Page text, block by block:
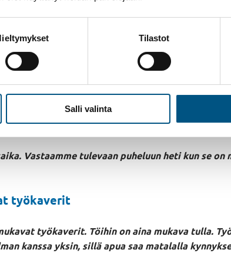
Tilastot
Salli valinta
Ymmärrämme asiakkaiden
aina parantamaan asiakkaiden mieltä
heti paikalle. Asentajamme tekevät
yhteistyötä heidän kanssaan”, kertoo Julia.
aina hyvät arvostelut ja
kuusi sekuntia!
Vastaamme tulevaan puheluun heti kun se
työkaverit
työkaverit. Töihin on aina mukava tulla.
kanssa yksin, sillä apua saa matalalla